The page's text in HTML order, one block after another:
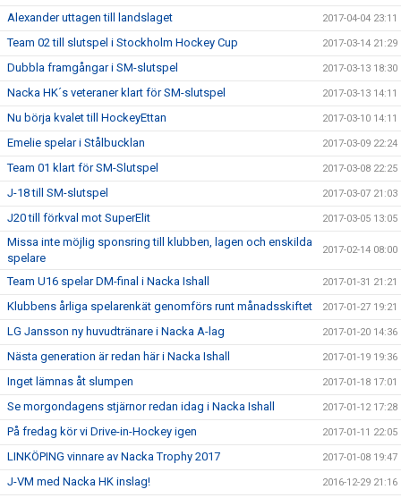
Alexander uttagen till landslaget 2017-04-04 23:11
Team 02 till slutspel i Stockholm Hockey Cup 2017-03-14 21:29
Dubbla framgångar i SM-slutspel 2017-03-13 18:30
Nacka HK´s veteraner klart för SM-slutspel 2017-03-13 14:11
Nu börja kvalet till HockeyEttan 2017-03-10 14:11
Emelie spelar i Stålbucklan 2017-03-09 22:24
Team 01 klart för SM-Slutspel 2017-03-08 22:25
J-18 till SM-slutspel 2017-03-07 21:03
J20 till förkval mot SuperElit 2017-03-05 13:05
Missa inte möjlig sponsring till klubben, lagen och enskilda
spelare
2017-02-14 08:00
Team U16 spelar DM-final i Nacka Ishall 2017-01-31 21:21
Klubbens årliga spelarenkät genomförs runt månadsskiftet 2017-01-27 19:21
LG Jansson ny huvudtränare i Nacka A-lag 2017-01-20 14:36
Nästa generation är redan här i Nacka Ishall 2017-01-19 19:36
Inget lämnas åt slumpen 2017-01-18 17:01
Se morgondagens stjärnor redan idag i Nacka Ishall 2017-01-12 17:28
På fredag kör vi Drive-in-Hockey igen 2017-01-11 22:05
LINKÖPING vinnare av Nacka Trophy 2017 2017-01-08 19:47
J-VM med Nacka HK inslag! 2016-12-29 21:16